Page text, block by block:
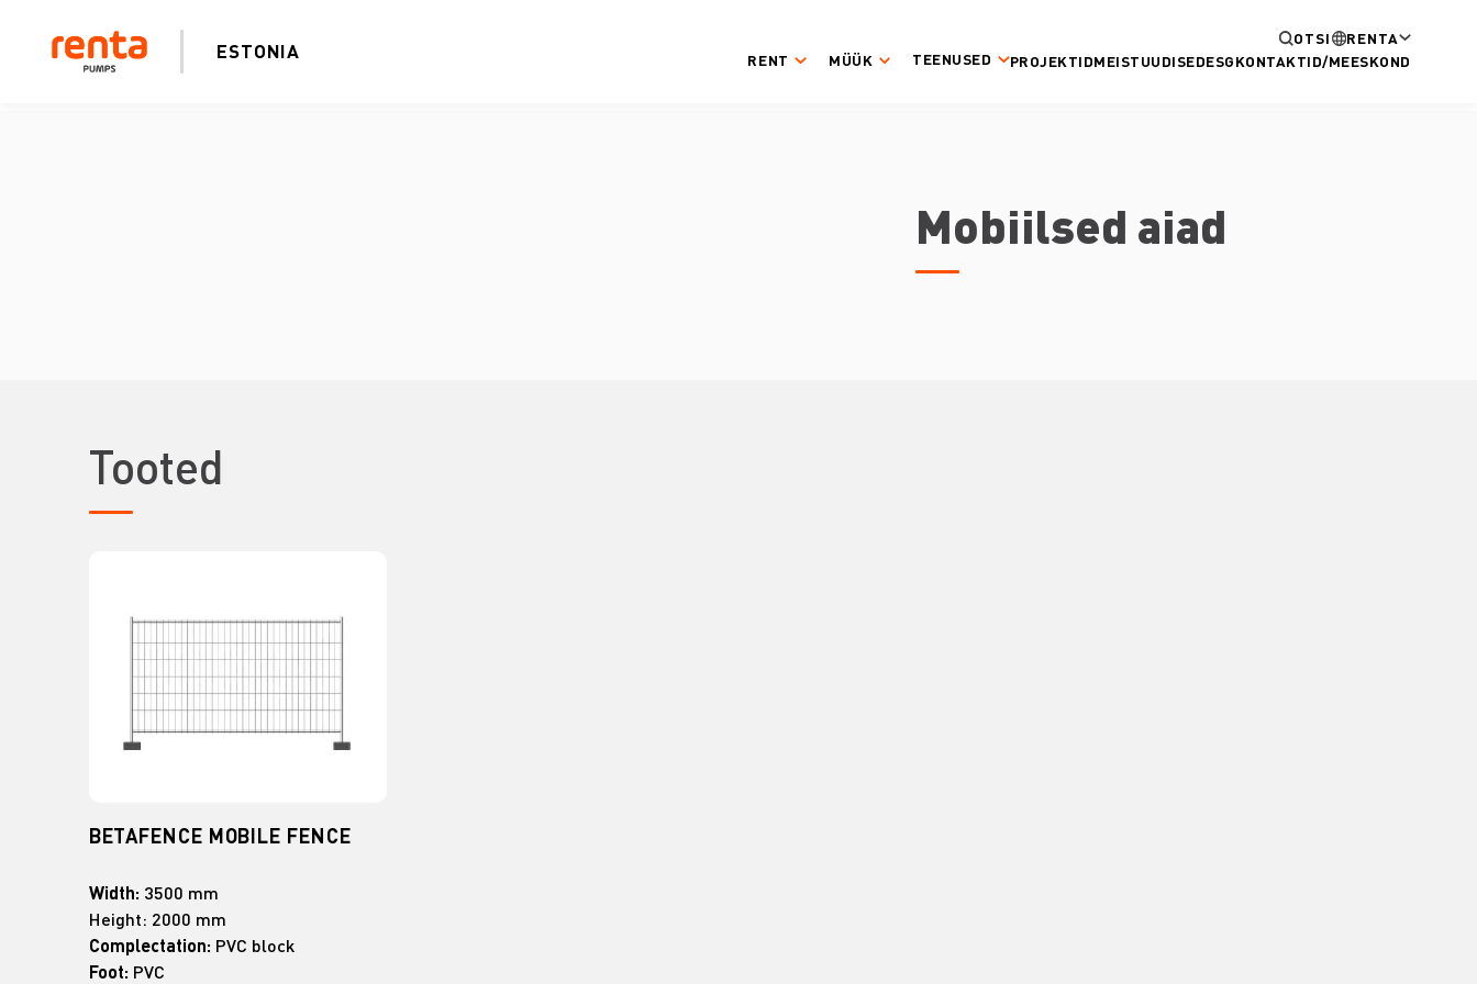
ESTONIA
OTSI
RENTA
RENT
MÜÜK TEENUSED PROJEKTIDMEISTUUDISEDESGKONTAKTID/MEESKOND
Mobiilsed aiad
Tooted
BETAFENCE MOBILE FENCE
Width: 3500 mm
Height: 2000 mm
Complectation: PVC block
Foot: PVC